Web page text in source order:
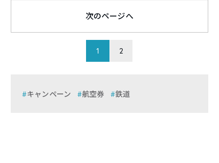
1 2
次のページへ
キャンペーン 航空券 鉄道